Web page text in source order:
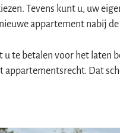
Tevens kunt u, uw
appartement nabij
u te betalen voor het laten
appartementsrecht. Dat